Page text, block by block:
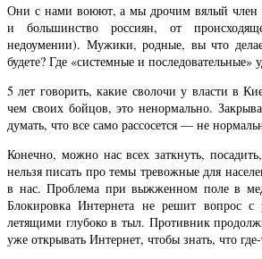
Они с нами воюют, а мы дрочим вялый член
и большинство россиян, от
недоумении). Мужики, родные, вы что
будете? Где «системные и последовательные»
5 лет говорить, какие сволочи у власти в
чем своих бойцов, это ненормально.
думать, что все само рассосется — не
Конечно, можно нас всех заткнуть,
нельзя писать про темы тревожные для
в нас. Проблема при выжженном поле в
Блокировка Интернета не решит вопрос
летящими глубоко в тыл. Противник
уже открывать Интернет, чтобы знать, что